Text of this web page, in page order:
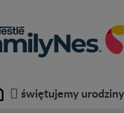
świętujemy